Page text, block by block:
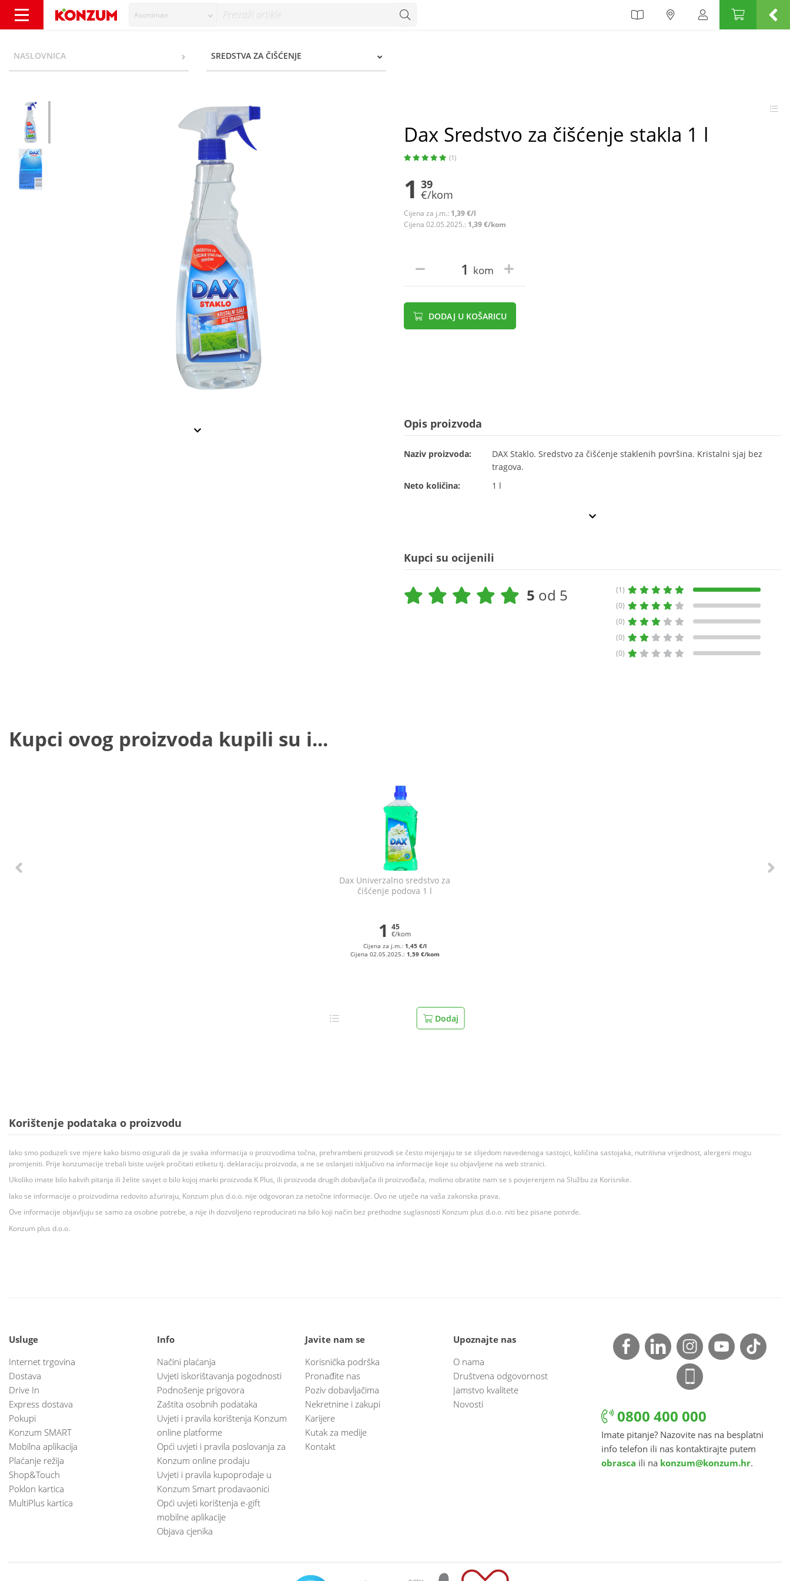
Asortiman
NASLOVNICA SREDSTVA ZA ČIŠĆENJE
Dax Sredstvo za čišćenje stakla 1 l
(1)
1 39
€/kom
Cijena za j.m.: 1,39 €/l
Cijena 02.05.2025.: 1,39 €/kom
kom
DODAJ U KOŠARICU
Opis proizvoda
Naziv proizvoda:
DAX Staklo. Sredstvo za čišćenje staklenih površina. Kristalni sjaj bez
tragova.
Neto količina:
1 l
Kupci su ocijenili
5 od 5
(1)
(0)
(0)
(0)
(0)
Kupci ovog proizvoda kupili su i...
Dax Univerzalno sredstvo za
čišćenje podova 1 l
1 45
€/kom
Cijena za j.m.: 1,45 €/l
Cijena 02.05.2025.: 1,59 €/kom
Dodaj
Korištenje podataka o proizvodu
Iako smo poduzeli sve mjere kako bismo osigurali da je svaka informacija o proizvodima točna, prehrambeni proizvodi se često mijenjaju te se slijedom navedenoga sastojci, količina sastojaka, nutritivna vrijednost, alergeni mogu
promjeniti. Prije konzumacije trebali biste uvijek pročitati etiketu tj. deklaraciju proizvoda, a ne se oslanjati isključivo na informacije koje su objavljene na web stranici.
Ukoliko imate bilo kakvih pitanja ili želite savjet o bilo kojoj marki proizvoda K Plus, ili proizvoda drugih dobavljača ili proizvođača, molimo obratite nam se s povjerenjem na Službu za Korisnike.
Iako se informacije o proizvodima redovito ažuriraju, Konzum plus d.o.o. nije odgovoran za netočne informacije. Ovo ne utječe na vaša zakonska prava.
Ove informacije objavljuju se samo za osobne potrebe, a nije ih dozvoljeno reproducirati na bilo koji način bez prethodne suglasnosti Konzum plus d.o.o. niti bez pisane potvrde.
Konzum plus d.o.o.
Usluge
Internet trgovina
Dostava
Drive In
Express dostava
Pokupi
Konzum SMART
Mobilna aplikacija
Plaćanje režija
Shop&Touch
Poklon kartica
MultiPlus kartica
Info
Načini plaćanja
Uvjeti iskorištavanja pogodnosti
Podnošenje prigovora
Zaštita osobnih podataka
Uvjeti i pravila korištenja Konzum
online platforme
Opći uvjeti i pravila poslovanja za
Konzum online prodaju
Uvjeti i pravila kupoprodaje u
Konzum Smart prodavaonici
Opći uvjeti korištenja e-gift
mobilne aplikacije
Objava cjenika
Javite nam se
Korisnička podrška
Pronađite nas
Poziv dobavljačima
Nekretnine i zakupi
Karijere
Kutak za medije
Kontakt
Upoznajte nas
O nama
Društvena odgovornost
Jamstvo kvalitete
Novosti
0800 400 000
Imate pitanje? Nazovite nas na besplatni
info telefon ili nas kontaktirajte putem
obrasca ili na konzum@konzum.hr.